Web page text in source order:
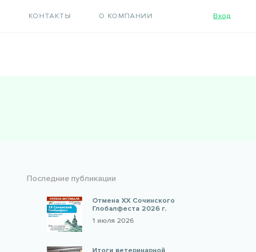
КОНТАКТЫ О КОМПАНИИ Вход
Последние публикации
Отмена XX Сочинского
Глобалфеста 2026 г.
1 июля 2026
Итоги ветеринарной